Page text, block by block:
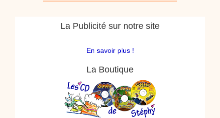
La Publicité sur notre site
En savoir plus !
La Boutique